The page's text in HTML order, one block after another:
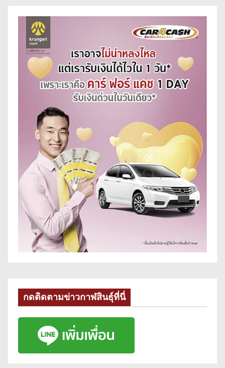
กดติดตามข่าวกาฬสินธุ์ที่นี่